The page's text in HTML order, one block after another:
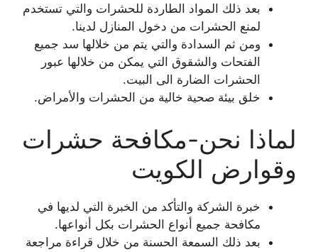
بعد ذلك المواد الطاردة للحشرات والتي تستخدم
لمنع الحشرات من دخول المنازل لدينا.
ومن ثم السدادة والتي يتم من خلالها سد جميع
الفتحات والشقوق التي يمكن من خلالها عبور
الحشرات الضارة الى البيت.
خلق بيئة صحية خالية من الحشرات والأمراض.
لماذا نحن-مكافحة حشرات
وقوارض الكويت
خبرة الشركة والتأكد من الخبرة التي لديها في
مكافحة جميع أنواع الحشرات بكل أنواعها.
بعد ذلك السمعة الحسنة من خلال قراءة مراجعة